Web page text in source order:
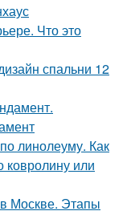
Что это
спальни 12
линолеуму. Как
ковролину или
Москве. Этапы